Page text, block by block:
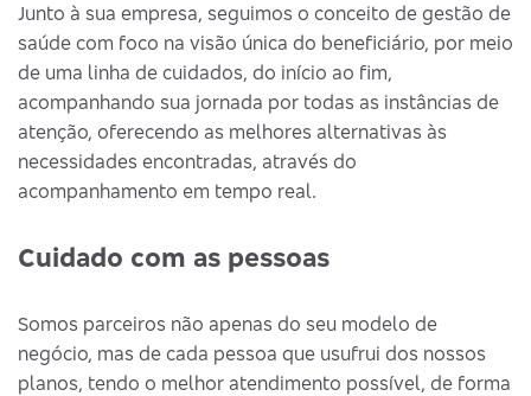
Junto à sua empresa, seguimos o conceito de gestão de
saúde com foco na visão única do beneficiário, por meio
de uma linha de cuidados, do início ao fim,
acompanhando sua jornada por todas as instâncias de
atenção, oferecendo as melhores alternativas às
necessidades encontradas, através do
acompanhamento em tempo real.
Cuidado com as pessoas
Somos parceiros não apenas do seu modelo de
negócio, mas de cada pessoa que usufrui dos nossos
planos, tendo o melhor atendimento possível, de forma